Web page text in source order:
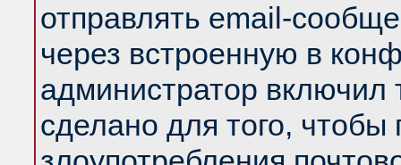
отправлять email-
через встроенную в
администратор
сделано для того, чтобы